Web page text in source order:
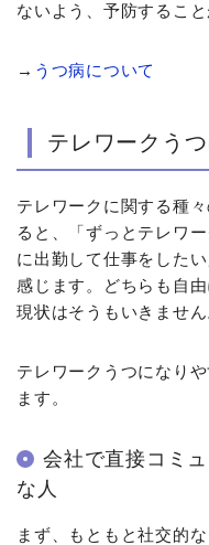
ないよう、予防すること
→ うつ病について
テレワークう
テレワークに関する種
ると、「ずっとテレワ
に出勤して仕事をした
感じます。どちらも自
現状はそうもいきません
テレワークうつになり
ます。
会社で直接コミ
な人
まず、もともと社交的